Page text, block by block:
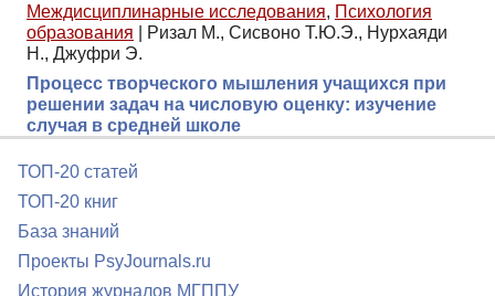
Междисциплинарные исследования, Психология
образования
Ризал М., Сисвоно Т.Ю.Э., Нурхаяди
Н., Джуфри Э.
Процесс творческого мышления учащихся при
решении задач на числовую оценку: изучение
случая в средней школе
ТОП-20 статей
ТОП-20 книг
База знаний
Проекты PsyJournals.ru
История журналов МГППУ